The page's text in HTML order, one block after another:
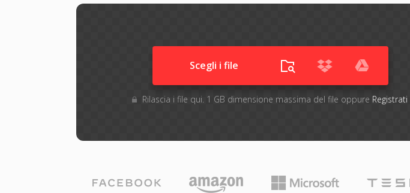
Scegli i file
Rilascia i file qui. 1 GB dimensione massima del file oppure Registrati